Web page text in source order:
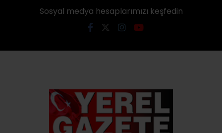
Sosyal medya hesaplarımızı keşfedin